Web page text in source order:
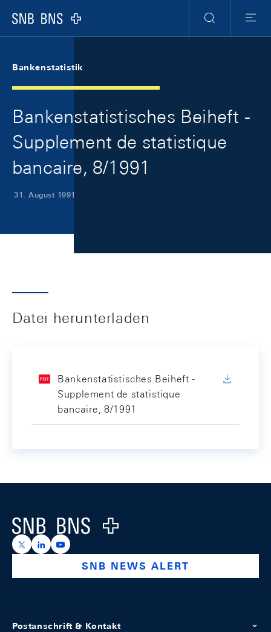
Logo
Suche
Menu
Bankenstatistik
Bankenstatistisches Beiheft -
Supplement de statistique
bancaire, 8/1991
31. August 1991
Datei herunterladen
Bankenstatistisches Beiheft -
Supplement de statistique
bancaire, 8/1991
Logo
https://x.com/snb_bns
https://ch.linkedin.com/company/swiss-national-
https://www.youtube.com/@swissnationalbank
SNB NEWS ALERT
Postanschrift & Kontakt